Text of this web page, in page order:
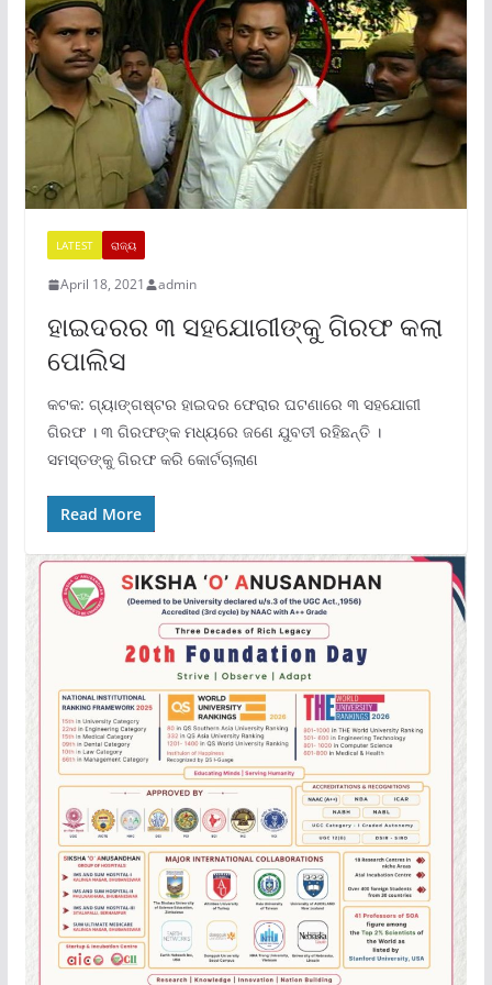
LATEST ରାଜ୍ୟ
April 18, 2021 admin
ହାଇଦରର ୩ ସହଯୋଗୀଙ୍କୁ ଗିରଫ କଲା
ପୋଲିସ
କଟକ: ଗ୍ୟାଙ୍ଗଷ୍ଟର ହାଇଦର ଫେରାର ଘଟଣାରେ ୩ ସହଯୋଗୀ
ଗିରଫ । ୩ ଗିରଫଙ୍କ ମଧ୍ୟରେ ଜଣେ ଯୁବତୀ ରହିଛନ୍ତି ।
ସମସ୍ତଙ୍କୁ ଗିରଫ କରି କୋର୍ଟଚାଲାଣ
Read More